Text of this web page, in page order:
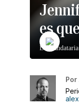
es
La
Por